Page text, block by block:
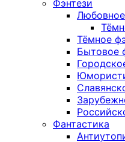
Фэнтези
Тёмное
Бытовое
Фантастика